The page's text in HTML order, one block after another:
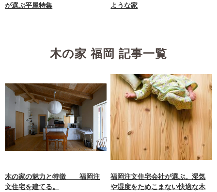
が選ぶ平屋特集
ような家
木の家 福岡 記事一覧
木の家の魅力と特徴 福岡注
文住宅を建てる。
福岡注文住宅会社が選ぶ。湿気
や湿度をためこまない快適な木